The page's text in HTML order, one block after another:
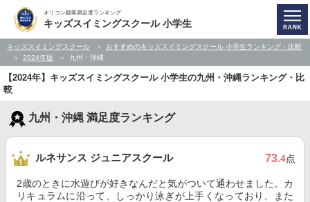
オリコン顧客満足度ランキング
キッズスイミングスクール 小学生
キッズスイミングスクール
おすすめのキッズスイミングスクール 小学生ランキング・比較
2024年版
九州・沖縄
【2024年】キッズスイミングスクール 小学生の九州・沖縄ランキング・比
較
九州・沖縄 満足度ランキング
ルネサンス ジュニアスクール 73.4点
2歳のときに水遊びが好きなんだと気がついて通わせました。カ
リキュラムに沿って、しっかり泳ぎが上手くなっており、また